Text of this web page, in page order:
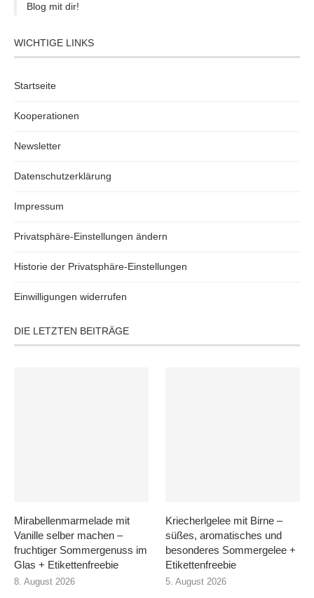
Blog mit dir!
WICHTIGE LINKS
Startseite
Kooperationen
Newsletter
Datenschutzerklärung
Impressum
Privatsphäre-Einstellungen ändern
Historie der Privatsphäre-Einstellungen
Einwilligungen widerrufen
DIE LETZTEN BEITRÄGE
Mirabellenmarmelade mit
Vanille selber machen –
fruchtiger Sommergenuss im
Glas + Etikettenfreebie
8. August 2026
Kriecherlgelee mit Birne –
süßes, aromatisches und
besonderes Sommergelee +
Etikettenfreebie
5. August 2026